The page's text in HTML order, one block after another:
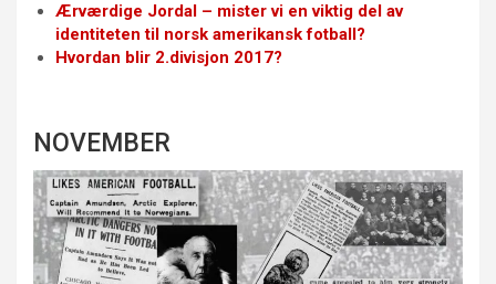
Ærværdige Jordal – mister vi en viktig del av
identiteten til norsk amerikansk fotball?
Hvordan blir 2.divisjon 2017?
NOVEMBER